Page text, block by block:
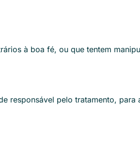
à boa fé, ou que tentem
responsável pelo tratamento, para